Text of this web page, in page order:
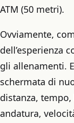
ATM (50 metri).
Ovviamente,
dell’esperienza
gli allenamenti.
schermata di
distanza, tempo,
andatura,